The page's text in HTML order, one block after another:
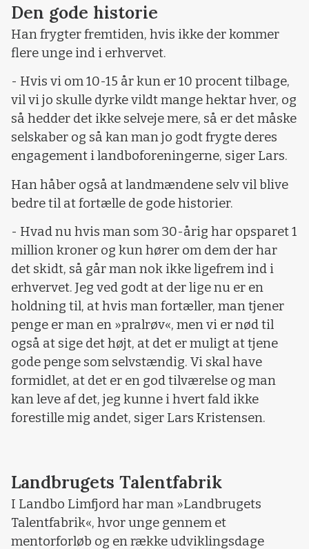
Den gode historie
Han frygter fremtiden, hvis ikke der kommer
flere unge ind i erhvervet.
- Hvis vi om 10-15 år kun er 10 procent tilbage,
vil vi jo skulle dyrke vildt mange hektar hver, og
så hedder det ikke selveje mere, så er det måske
selskaber og så kan man jo godt frygte deres
engagement i landboforeningerne, siger Lars.
Han håber også at landmændene selv vil blive
bedre til at fortælle de gode historier.
- Hvad nu hvis man som 30-årig har opsparet 1
million kroner og kun hører om dem der har
det skidt, så går man nok ikke ligefrem ind i
erhvervet. Jeg ved godt at der lige nu er en
holdning til, at hvis man fortæller, man tjener
penge er man en »pralrøv«, men vi er nød til
også at sige det højt, at det er muligt at tjene
gode penge som selvstændig. Vi skal have
formidlet, at det er en god tilværelse og man
kan leve af det, jeg kunne i hvert fald ikke
forestille mig andet, siger Lars Kristensen.
Landbrugets Talentfabrik
I Landbo Limfjord har man »Landbrugets
Talentfabrik«, hvor unge gennem et
mentorforløb og en række udviklingsdage